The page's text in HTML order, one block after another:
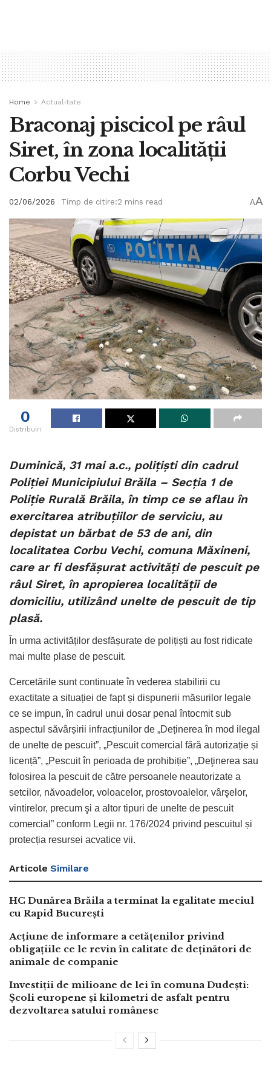
Home Actualitate
Braconaj piscicol pe râul
Siret, în zona localității
Corbu Vechi
02/06/2026 Timp de citire:2 mins read AA
0
Distribuiri
Duminică, 31 mai a.c., polițiști din cadrul
Poliției Municipiului Brăila – Secția 1 de
Poliție Rurală Brăila, în timp ce se aflau în
exercitarea atribuțiilor de serviciu, au
depistat un bărbat de 53 de ani, din
localitatea Corbu Vechi, comuna Măxineni,
care ar fi desfășurat activități de pescuit pe
râul Siret, în apropierea localității de
domiciliu, utilizând unelte de pescuit de tip
plasă.
În urma activităților desfășurate de polițiști au fost ridicate
mai multe plase de pescuit.
Cercetările sunt continuate în vederea stabilirii cu
exactitate a situației de fapt și dispunerii măsurilor legale
ce se impun, în cadrul unui dosar penal întocmit sub
aspectul săvârșirii infracțiunilor de „Deținerea în mod ilegal
de unelte de pescuit”, „Pescuit comercial fără autorizație și
licență”, „Pescuit în perioada de prohibiție”, „Deţinerea sau
folosirea la pescuit de către persoanele neautorizate a
setcilor, năvoadelor, voloacelor, prostovoalelor, vârşelor,
vintirelor, precum şi a altor tipuri de unelte de pescuit
comercial” conform Legii nr. 176/2024 privind pescuitul și
protecția resursei acvatice vii.
Articole Similare
HC Dunărea Brăila a terminat la egalitate meciul
cu Rapid București
Acțiune de informare a cetățenilor privind
obligațiile ce le revin în calitate de deținători de
animale de companie
Investiții de milioane de lei în comuna Dudești:
Școli europene și kilometri de asfalt pentru
dezvoltarea satului românesc